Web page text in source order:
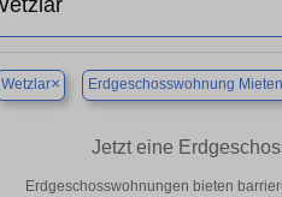
Wetzlar× Erdgeschosswohnung Mieten
Jetzt eine
Erdgeschosswohnungen bieten